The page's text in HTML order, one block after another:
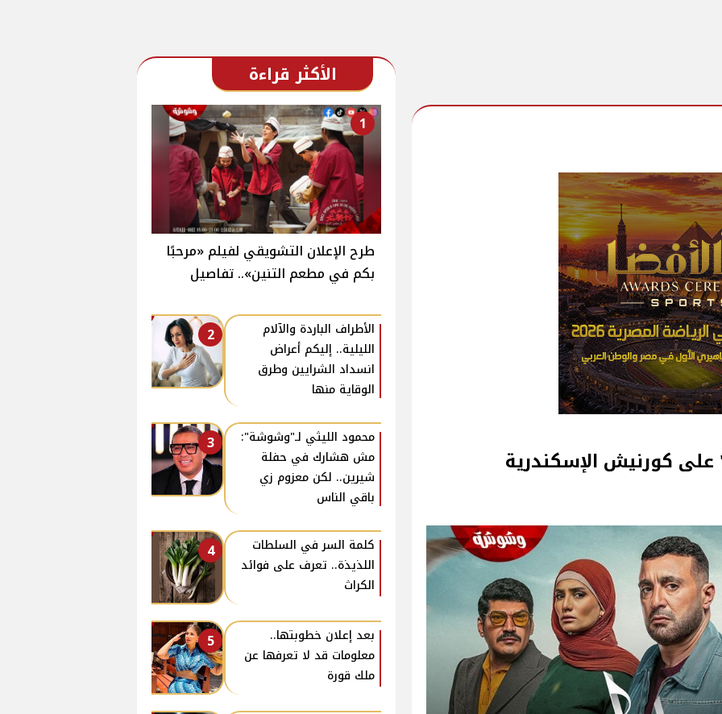
الأكثر قراءة
1
طرح الإعلان التشويقي لفيلم «مرحبًا
بكم في مطعم التنين».. تفاصيل
2
الأطراف الباردة والآلام
الليلية.. إليكم أعراض
انسداد الشرايين وطرق
الوقاية منها
3
محمود الليثي لـ"وشوشة":
مش هشارك في حفلة
شيرين.. لكن معزوم زي
باقي الناس
4
كلمة السر في السلطات
اللذيذة.. تعرف على فوائد
الكراث
5
بعد إعلان خطوبتها..
معلومات قد لا تعرفها عن
ملك قورة